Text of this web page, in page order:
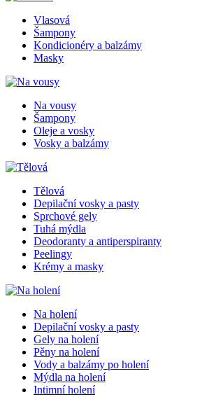
Vlasová
Šampony
Kondicionéry a balzámy
Masky
Na vousy
Šampony
Oleje a vosky
Vosky a balzámy
Tělová
Depilační vosky a pasty
Sprchové gely
Tuhá mýdla
Deodoranty a antiperspiranty
Peelingy
Krémy a masky
Na holení
Depilační vosky a pasty
Gely na holení
Pěny na holení
Vody a balzámy po holení
Mýdla na holení
Intimní holení